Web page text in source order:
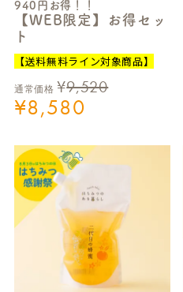
940円お得！！
【WEB限定】お得セッ
ト
【送料無料ライン対象商品】
通常価格 ¥9,520
¥8,580